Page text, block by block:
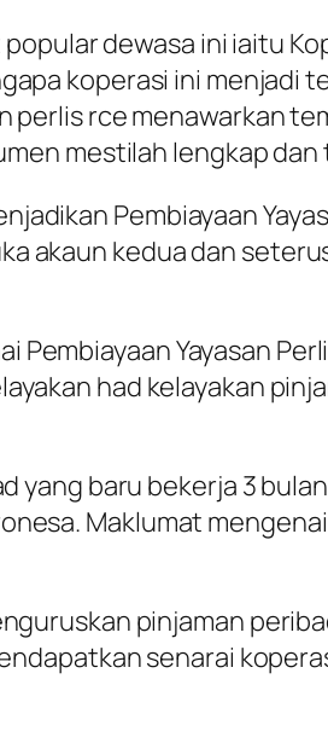
dewasa ini iaitu
koperasi ini menjadi
rce menawarkan
mestilah lengkap
Pembiayaan
akaun kedua dan
Yayasan
had kelayakan
yang baru bekerja 3
Maklumat
pinjaman
senarai